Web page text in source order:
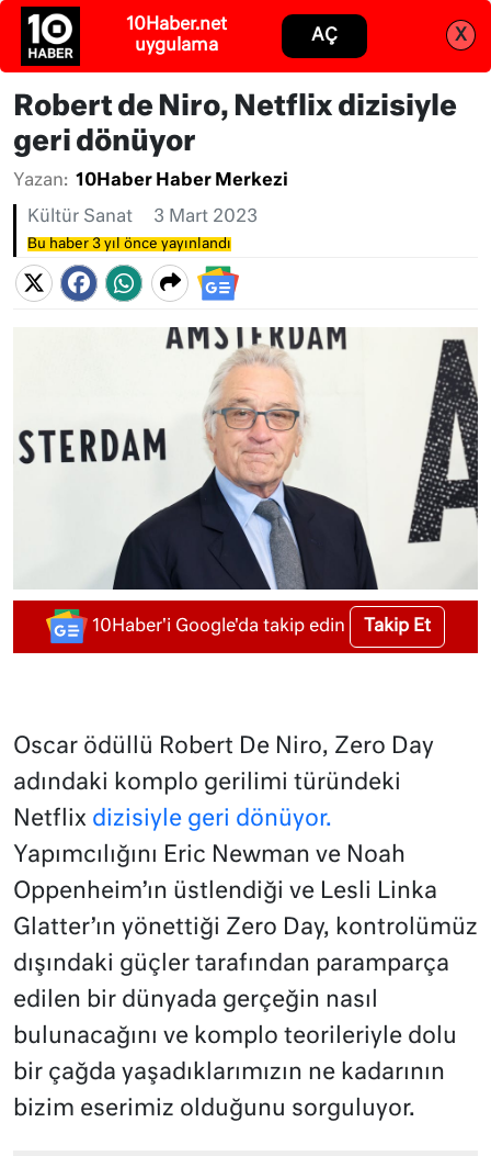
Abone ol Giriş
Robert de Niro, Netflix dizisiyle
geri dönüyor
Yazan: 10Haber Haber Merkezi
Kültür Sanat 3 Mart 2023
Bu haber 3 yıl önce yayınlandı
10Haber'i Google'da takip edin Takip Et
Oscar ödüllü Robert De Niro, Zero Day
adındaki komplo gerilimi türündeki
Netflix dizisiyle geri dönüyor.
Yapımcılığını Eric Newman ve Noah
Oppenheim’ın üstlendiği ve Lesli Linka
Glatter’ın yönettiği Zero Day, kontrolümüz
dışındaki güçler tarafından paramparça
edilen bir dünyada gerçeğin nasıl
bulunacağını ve komplo teorileriyle dolu
bir çağda yaşadıklarımızın ne kadarının
bizim eserimiz olduğunu sorguluyor.